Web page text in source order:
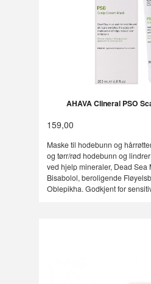
AHAVA Clineral PSO
159,00
Maske til hodebunn og
og tørr/rød hodebunn og
ved hjelp mineraler, Dead Sea
Bisabolol, beroligende
Oblepikha. Godkjent for